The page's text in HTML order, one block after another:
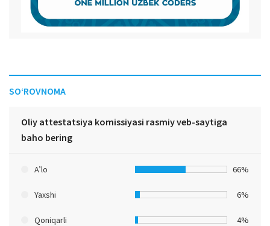
SO‘ROVNOMA
Oliy attestatsiya komissiyasi rasmiy veb-saytiga
baho bering
A’lo 66%
Yaxshi 6%
Qoniqarli 4%